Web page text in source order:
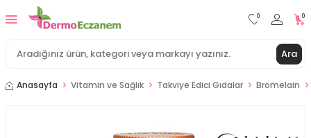
Ara
0 0
Anasayfa Vitamin ve Sağlık Takviye Edici Gıdalar Bromelain